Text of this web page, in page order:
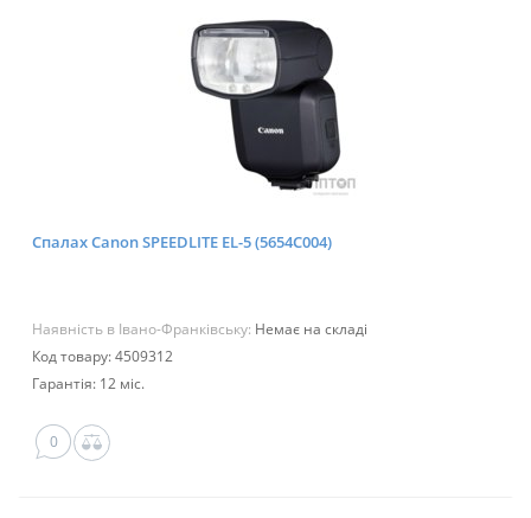
Спалах Canon SPEEDLITE EL-5 (5654C004)
Наявність в Івано-Франківську: Немає на складі
Код товару: 4509312
Гарантія: 12 міс.
0